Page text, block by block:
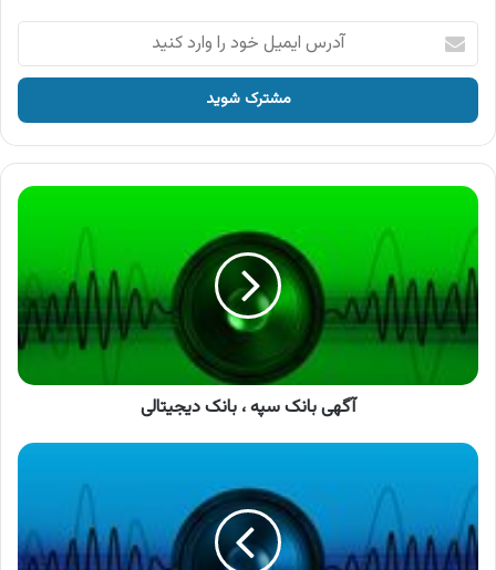
آدرس
ایمیل
خود
وارد
کنید
آگهی
سپه
،
بانک
دیجیتالی
آگهی بانک سپه ، بانک دیجیتالی
آگهی
داروسازی
ابوریحان